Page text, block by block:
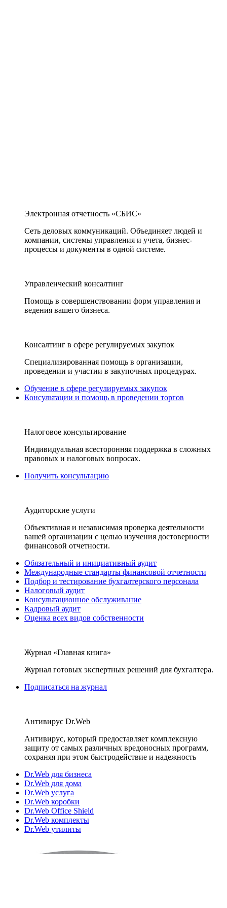
Электронная отчетность «СБИС»
Сеть деловых коммуникаций. Объединяет людей и
компании, системы управления и учета, бизнес-
процессы и документы в одной системе.
Управленческий консалтинг
Помощь в совершенствовании форм управления и
ведения вашего бизнеса.
Консалтинг в сфере регулируемых закупок
Специализированная помощь в организации,
проведении и участии в закупочных процедурах.
Обучение в сфере регулируемых закупок
Консультации и помощь в проведении торгов
Налоговое консультирование
Индивидуальная всесторонняя поддержка в сложных
правовых и налоговых вопросах.
Получить консультацию
Аудиторские услуги
Объективная и независимая проверка деятельности
вашей организации с целью изучения достоверности
финансовой отчетности.
Обязательный и инициативный аудит
Международные стандарты финансовой отчетности
Подбор и тестирование бухгалтерского персонала
Налоговый аудит
Консультационное обслуживание
Кадровый аудит
Оценка всех видов собственности
Журнал «Главная книга»
Журнал готовых экспертных решений для бухгалтера.
Подписаться на журнал
Антивирус Dr.Web
Антивирус, который предоставляет комплексную
защиту от самых различных вредоносных программ,
сохраняя при этом быстродействие и надежность
Dr.Web для бизнеса
Dr.Web для дома
Dr.Web услуга
Dr.Web коробки
Dr.Web Office Shield
Dr.Web комплекты
Dr.Web утилиты